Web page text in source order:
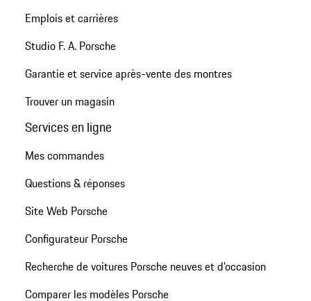
Emplois et carrières
Studio F. A. Porsche
Garantie et service après-vente des montres
Trouver un magasin
Services en ligne
Mes commandes
Questions & réponses
Site Web Porsche
Configurateur Porsche
Recherche de voitures Porsche neuves et d'occasion
Comparer les modèles Porsche